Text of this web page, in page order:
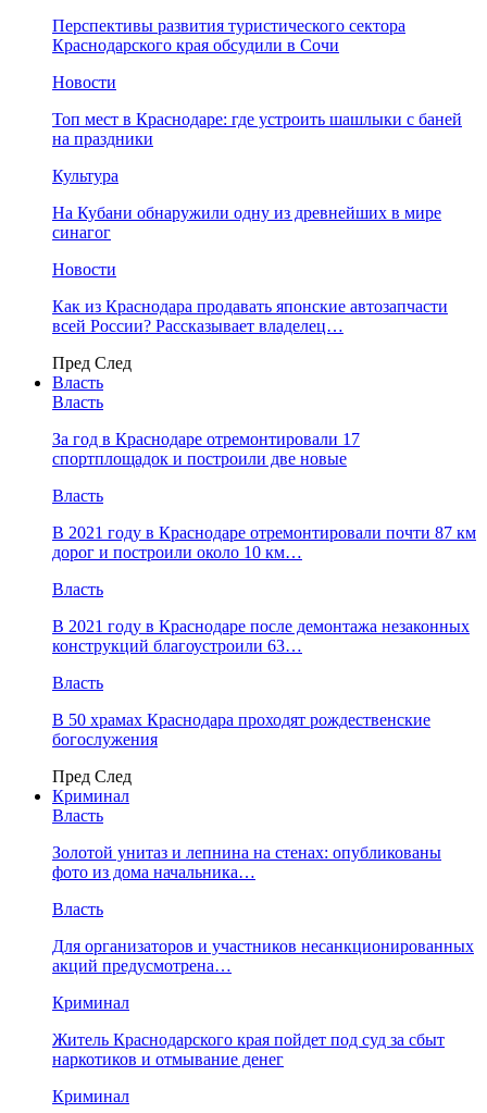
Перспективы развития туристического сектора
Краснодарского края обсудили в Сочи
Новости
Топ мест в Краснодаре: где устроить шашлыки с баней
на праздники
Культура
На Кубани обнаружили одну из древнейших в мире
синагог
Новости
Как из Краснодара продавать японские автозапчасти
всей России? Рассказывает владелец…
Пред След
Власть
Власть
За год в Краснодаре отремонтировали 17
спортплощадок и построили две новые
Власть
В 2021 году в Краснодаре отремонтировали почти 87 км
дорог и построили около 10 км…
Власть
В 2021 году в Краснодаре после демонтажа незаконных
конструкций благоустроили 63…
Власть
В 50 храмах Краснодара проходят рождественские
богослужения
Пред След
Криминал
Власть
​Золотой унитаз и лепнина на стенах: опубликованы
фото из дома начальника…
Власть
Для организаторов и участников несанкционированных
акций предусмотрена…
Криминал
Житель Краснодарского края пойдет под суд за сбыт
наркотиков и отмывание денег
Криминал